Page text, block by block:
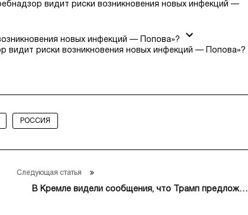
видит риски возникновения новых инфекций —
новых инфекций — Попова»?
видит риски возникновения новых инфекций — Попова»?
РОССИЯ
Следующая статья
В Кремле видели сообщения, что Трамп предложил